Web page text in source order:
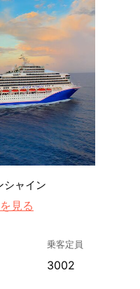
シャイン
見る
乗客定員
3002